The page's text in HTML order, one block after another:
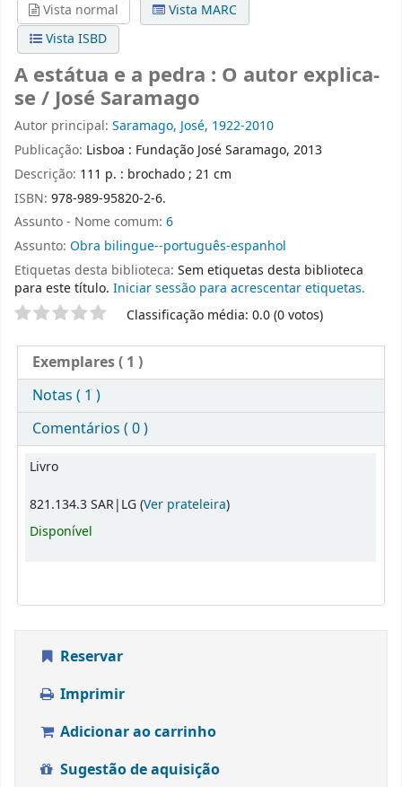
Vista normal
Vista MARC
Vista ISBD
A estátua e a pedra : O autor explica-
se / José Saramago
Autor principal: Saramago, José, 1922-2010
Publicação: Lisboa : Fundação José Saramago, 2013
Descrição: 111 p. : brochado ; 21 cm
ISBN: 978-989-95820-2-6.
Assunto - Nome comum: 6
Assunto: Obra bilingue--português-espanhol
Etiquetas desta biblioteca: Sem etiquetas desta biblioteca
para este título. Iniciar sessão para acrescentar etiquetas.
Pontuação Classificação média: 0.0 (0 votos)
Exemplares( 1 )
Notas ( 1 )
Comentários ( 0 )
Exemplares
Livro
821.134.3 SAR|LG (Ver prateleira(Abre abaixo)
)
Disponível
Reservar
Imprimir
Adicionar ao carrinho
Sugestão de aquisição